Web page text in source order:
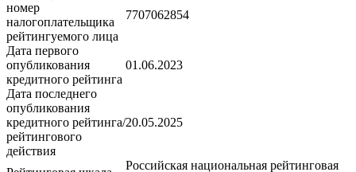
номер
налогоплательщика
рейтингуемого лица
7707062854
Дата первого
опубликования
кредитного рейтинга
01.06.2023
Дата последнего
опубликования
кредитного рейтинга/
рейтингового
действия
20.05.2025
Российская национальная рейтинговая